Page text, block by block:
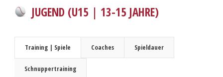
JUGEND (U15 | 13-15 JAHRE)
Training | Spiele Coaches Spieldauer
Schnuppertraining